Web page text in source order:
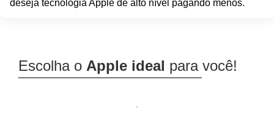
deseja tecnologia Apple de alto nível pagando menos.
Escolha o Apple ideal para você!